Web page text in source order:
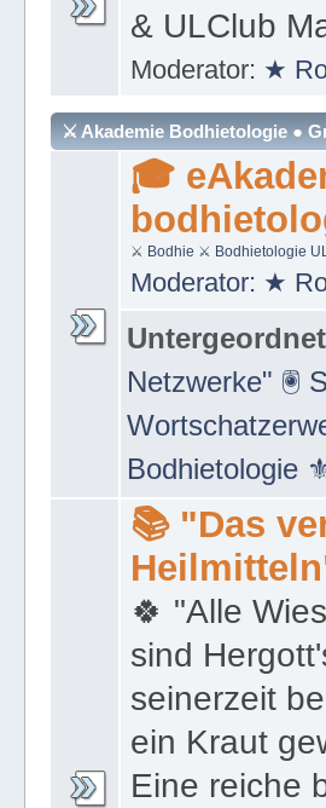
& ULClub
Moderator: ★
⚔ Akademie Bodhietologie ●
🎓
⚔ Bodhie ⚔ Bodhietologie
Moderator: ★
Netzwerke" 🖲
Bodhietologie
📚 "Das
🍀 "Alle
sind
seinerzeit
ein Kraut
Eine reiche